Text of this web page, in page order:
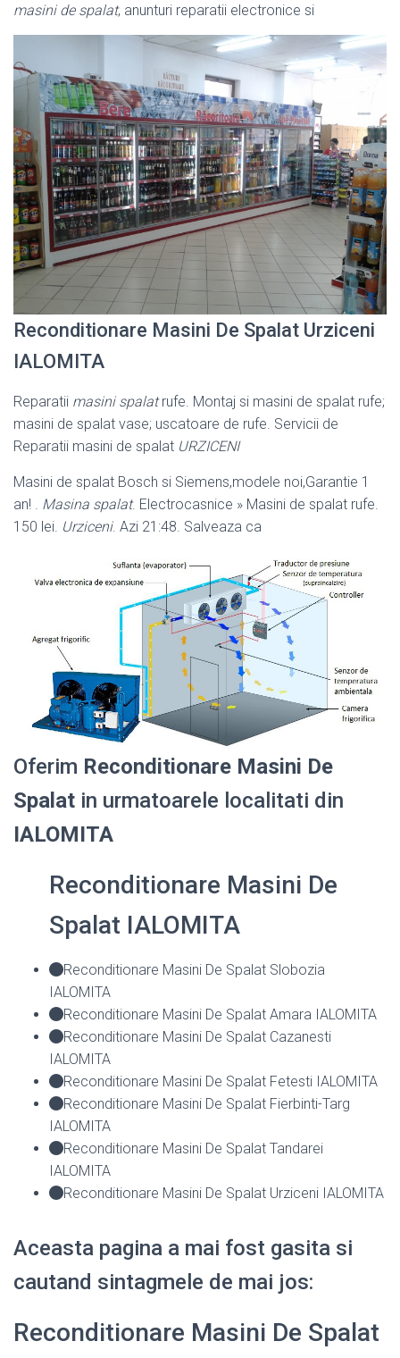
masini de spalat, anunturi reparatii electronice si
Reconditionare Masini De Spalat Urziceni
IALOMITA
Reparatii masini spalatrufe. Montaj si masini de spalat rufe;
masini de spalat vase; uscatoare de rufe. Servicii de
Reparatii masini de spalat URZICENI
Masini de spalat Bosch si Siemens,modele noi,Garantie 1
an! . Masina spalat. Electrocasnice » Masini de spalat rufe.
150 lei. Urziceni. Azi 21:48. Salveaza ca
Oferim Reconditionare Masini De
Spalat in urmatoarele localitati din
IALOMITA
Reconditionare Masini De
Spalat IALOMITA
Reconditionare Masini De Spalat Slobozia
IALOMITA
Reconditionare Masini De Spalat Amara IALOMITA
Reconditionare Masini De Spalat Cazanesti
IALOMITA
Reconditionare Masini De Spalat Fetesti IALOMITA
Reconditionare Masini De Spalat Fierbinti-Targ
IALOMITA
Reconditionare Masini De Spalat Tandarei
IALOMITA
Reconditionare Masini De Spalat Urziceni IALOMITA
Aceasta pagina a mai fost gasita si
cautand sintagmele de mai jos:
Reconditionare Masini De Spalat